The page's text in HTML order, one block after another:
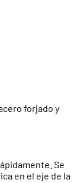
forjado y
Se
en el eje de la